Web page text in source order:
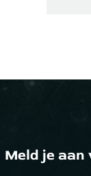
Meld je